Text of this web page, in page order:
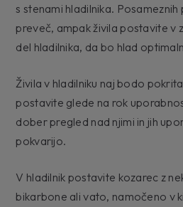
s stenami hladilnika.
preveč, ampak živila postavite v
del hladilnika, da bo hlad
Živila v hladilniku naj bodo
postavite glede na rok
dober pregled nad njimi in jih
pokvarijo.
V hladilnik postavite kozarec z
bikarbone ali vato, namočeno v